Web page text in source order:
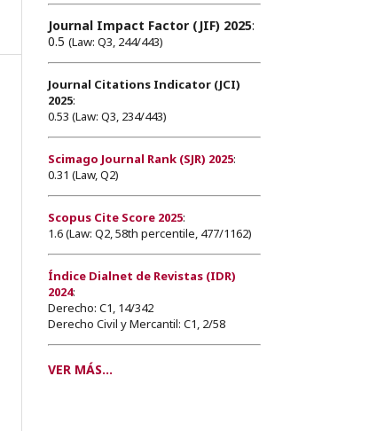
Journal Impact Factor (JIF) 2025:
0.5 (Law: Q3, 244/443)
Journal Citations Indicator (JCI)
2025:
0.53 (Law: Q3, 234/443)
Scimago Journal Rank (SJR) 2025:
0.31 (Law, Q2)
Scopus Cite Score 2025:
1.6 (Law: Q2, 58th percentile, 477/1162)
Índice Dialnet de Revistas (IDR)
2024:
Derecho: C1, 14/342
Derecho Civil y Mercantil: C1, 2/58
VER MÁS...